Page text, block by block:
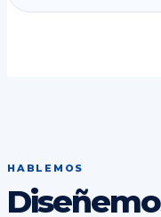
HABLEMOS